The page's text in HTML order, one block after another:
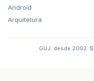
Android
Arquitetura
GUJ: desde 2002.